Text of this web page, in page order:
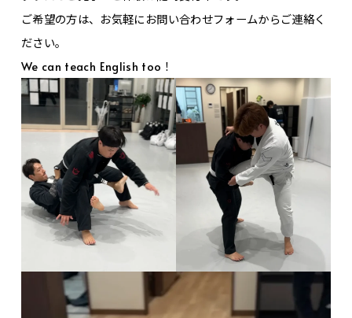
ご希望の方は、お気軽にお問い合わせフォームからご連絡く
ださい。
We can teach English too！